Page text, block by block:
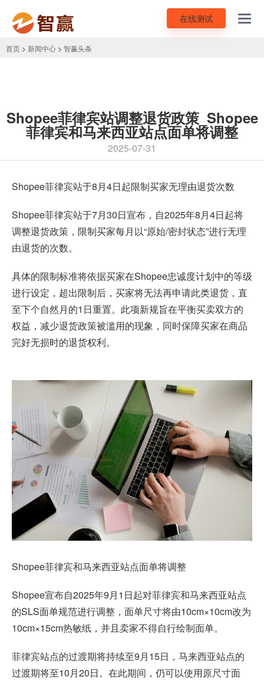
在线测试
首页 > 新闻中心 > 智赢头条
Shopee菲律宾站调整退货政策_Shopee
菲律宾和马来西亚站点面单将调整
2025-07-31
Shopee菲律宾站于8月4日起限制买家无理由退货次数
Shopee菲律宾站于7月30日宣布，自2025年8月4日起将
调整退货政策，限制买家每月以“原始/密封状态”进行无理
由退货的次数。
具体的限制标准将依据买家在Shopee忠诚度计划中的等级
进行设定，超出限制后，买家将无法再申请此类退货，直
至下个自然月的1日重置。此项新规旨在平衡买卖双方的
权益，减少退货政策被滥用的现象，同时保障买家在商品
完好无损时的退货权利。
Shopee菲律宾和马来西亚站点面单将调整
Shopee宣布自2025年9月1日起对菲律宾和马来西亚站点
的SLS面单规范进行调整，面单尺寸将由10cm×10cm改为
10cm×15cm热敏纸，并且卖家不得自行绘制面单。
菲律宾站点的过渡期将持续至9月15日，马来西亚站点的
过渡期将至10月20日。在此期间，仍可以使用原尺寸面